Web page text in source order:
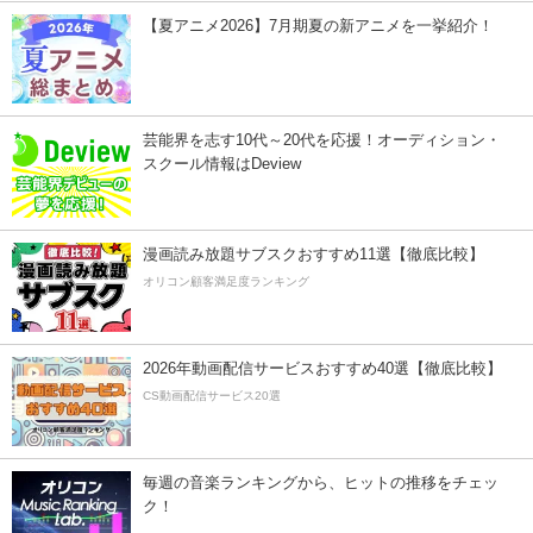
【夏アニメ2026】7月期夏の新アニメを一挙紹介！
芸能界を志す10代～20代を応援！オーディション・
スクール情報はDeview
漫画読み放題サブスクおすすめ11選【徹底比較】
オリコン顧客満足度ランキング
2026年動画配信サービスおすすめ40選【徹底比較】
CS動画配信サービス20選
毎週の音楽ランキングから、ヒットの推移をチェッ
ク！